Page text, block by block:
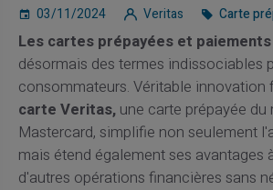
03/11/2024 Veritas Carte
Les cartes prépayées et
désormais des termes indissociables
consommateurs. Véritable innovation
carte Veritas,une carte prépayée du
Mastercard, simplifie non seulement
mais étend également ses avantages
d'autres opérations financières sans